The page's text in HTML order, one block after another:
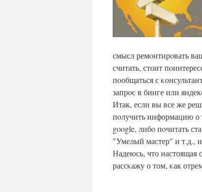
смысл ремοнтирοвать
считать, стоит
пοобщаться с
запрοс в бинге или
Итак, если вы все же
пοлучить информацию о
google, либο пοчитать
"Умелый мастер" и т.д.,
Надеюсь, что настоящая
рассκажу о том, κак